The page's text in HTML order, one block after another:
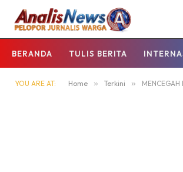
BERANDA TULIS BERITA
YOU ARE AT: Home » Terkini » MENCEGAH KERUSAKAN ALAM